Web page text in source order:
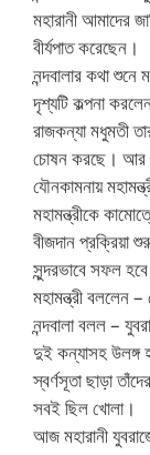
মহারানী আমাদের
বীর্যপাত করেছেন।
নন্দবালার কথা
দৃশ্যটি কল্পনা
রাজকন্যা মধুমতী
চোষন করছে। আর
যৌনকামনায়
মহামন্ত্রীকে
বীজদান প্রক্রিয়া
সুন্দরভাবে সফল
মহামন্ত্রী বললেন
নন্দবালা বলল –
দুই কন্যাসহ উলঙ্গ
স্বর্ণসূতা ছাড়া
সবই ছিল খোলা।
আজ মহারানী